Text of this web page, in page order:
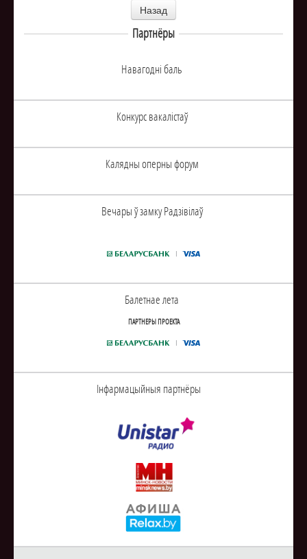
Назад
Партнёры
Навагоднi баль
Конкурс вакалiстаў
Калядны оперны форум
Вечары ў замку Радзiвiлаў
Балетнае лета
ПАРТНЕРЫ ПРОЕКТА
Інфармацыйныя партнёры